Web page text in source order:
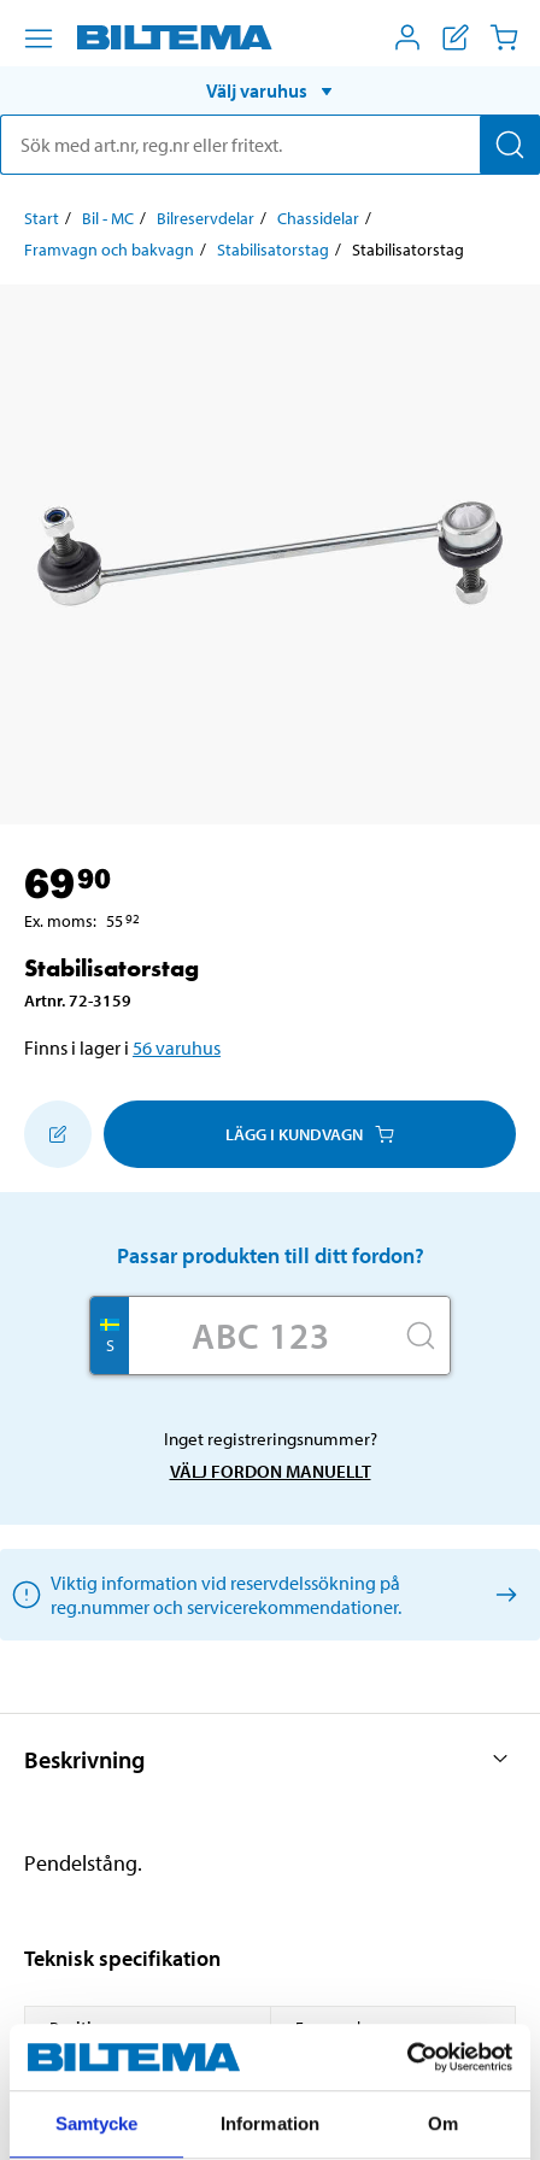
Samtycke Information Om
Välj varuhus
Start Bil - MC Bilreservdelar
Chassidelar
Framvagn och bakvagn
Stabilisatorstag Stabilisatorstag
6990
Ex. moms: 5592
Stabilisatorstag
Artnr.72-3159
Finns i lager i 56varuhus
LÄGG I KUNDVAGN
Passar produkten till ditt fordon?
S
Inget registreringsnummer?
VÄLJ FORDON MANUELLT
Viktig information vid reservdelssökning på
reg.nummer och servicerekommendationer.
Beskrivning
Pendelstång.
Teknisk specifikation
Position
Framaxel
Position